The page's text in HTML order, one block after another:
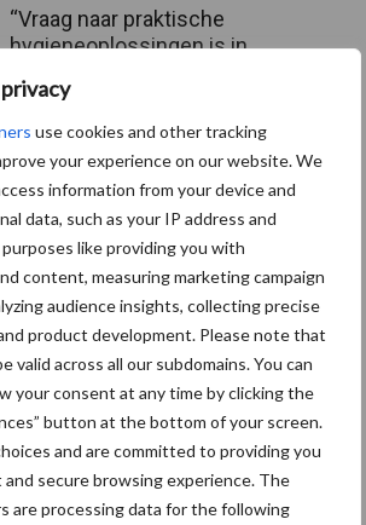
use cookies and other tracking
your experience on our website. We
information from your device and
data, such as your IP address and
like providing you with
content, measuring marketing campaign
audience insights, collecting precise
product development. Please note that
valid across all our subdomains. You can
your consent at any time by clicking the
button at the bottom of your screen.
and are committed to providing you
secure browsing experience. The
are processing data for the following
“Vraag naar praktische
hygieneoplossingen is in
Bemesting Fokkerij
Ligbox &
Voerhekken